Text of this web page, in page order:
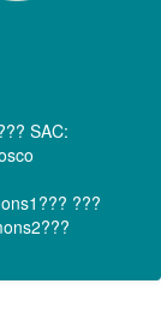
SAC:
???